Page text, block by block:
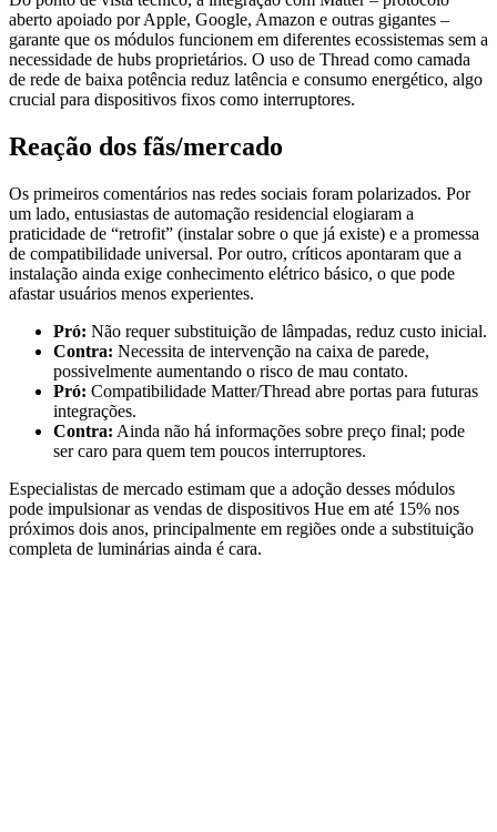
aberto apoiado por Apple, Google, Amazon e outras gigantes –
garante que os módulos funcionem em diferentes ecossistemas sem a
necessidade de hubs proprietários. O uso de Thread como camada
de rede de baixa potência reduz latência e consumo energético, algo
crucial para dispositivos fixos como interruptores.
Reação dos fãs/mercado
Os primeiros comentários nas redes sociais foram polarizados. Por
um lado, entusiastas de automação residencial elogiaram a
praticidade de “retrofit” (instalar sobre o que já existe) e a promessa
de compatibilidade universal. Por outro, críticos apontaram que a
instalação ainda exige conhecimento elétrico básico, o que pode
afastar usuários menos experientes.
Pró: Não requer substituição de lâmpadas, reduz custo inicial.
Contra: Necessita de intervenção na caixa de parede,
possivelmente aumentando o risco de mau contato.
Pró: Compatibilidade Matter/Thread abre portas para futuras
integrações.
Contra: Ainda não há informações sobre preço final; pode
ser caro para quem tem poucos interruptores.
Especialistas de mercado estimam que a adoção desses módulos
pode impulsionar as vendas de dispositivos Hue em até 15% nos
próximos dois anos, principalmente em regiões onde a substituição
completa de luminárias ainda é cara.